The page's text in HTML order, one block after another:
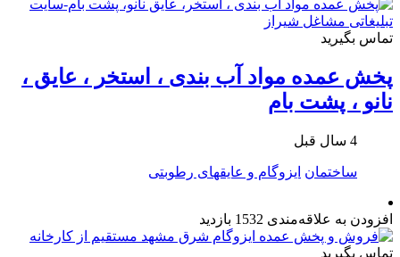
تماس بگیرید
پخش عمده مواد آب بندی ، استخر ، عایق ،
نانو ، پشت بام
4 سال قبل
ساختمان ایزوگام و عایقهای رطوبتی
افزودن به علاقه‌مندی 1532 بازدید
تماس بگیرید